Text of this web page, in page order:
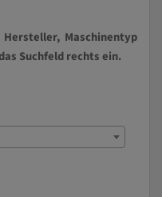
Maschinentyp
Suchfeld rechts ein.